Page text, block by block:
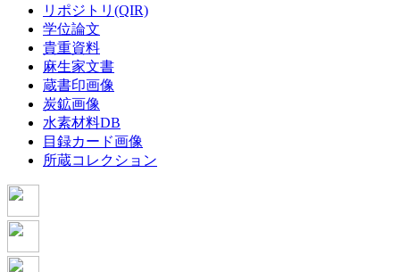
リポジトリ(QIR)
学位論文
貴重資料
麻生家文書
蔵書印画像
炭鉱画像
水素材料DB
目録カード画像
所蔵コレクション